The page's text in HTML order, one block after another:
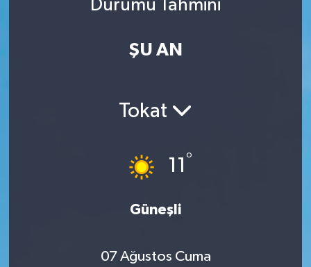
Durumu Tahmini
ŞU AN
Tokat
11°
Güneşli
07 Ağustos Cuma